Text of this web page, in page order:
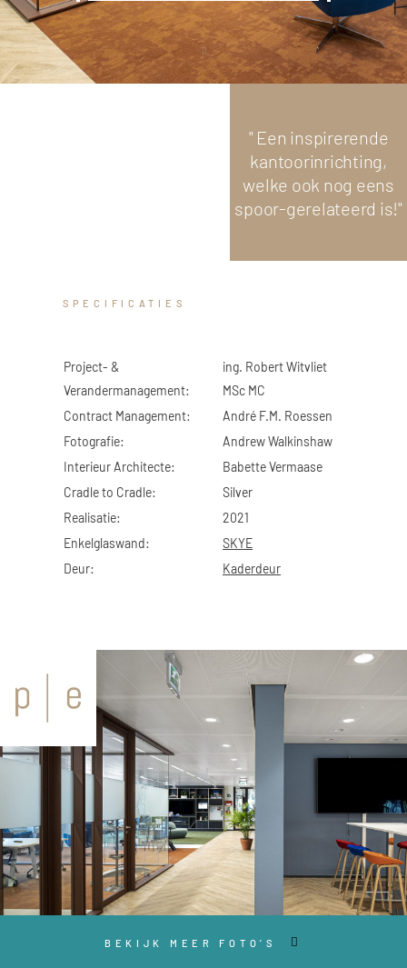
Scroll
down
" Een inspirerende
kantoorinrichting,
welke ook nog eens
spoor-gerelateerd is!"
SPECIFICATIES
Project- &
Verandermanagement:
ing. Robert Witvliet
MSc MC
Contract Management:
André F.M. Roessen
Fotografie:
Andrew Walkinshaw
Interieur Architecte:
Babette Vermaase
Cradle to Cradle:
Silver
Realisatie:
2021
Enkelglaswand:
SKYE
Deur:
Kaderdeur
BEKIJK MEER FOTO’S